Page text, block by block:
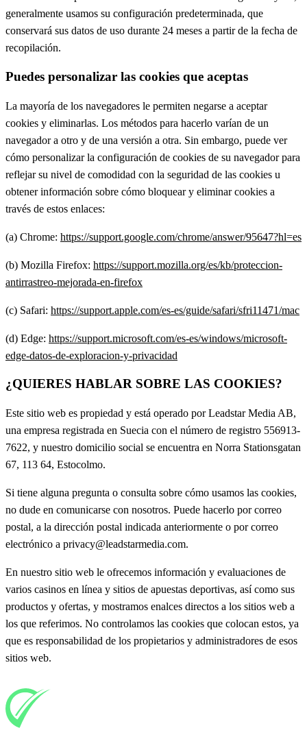
generalmente usamos su configuración predeterminada, que
conservará sus datos de uso durante 24 meses a partir de la fecha de
recopilación.
Puedes personalizar las cookies que aceptas
La mayoría de los navegadores le permiten negarse a aceptar
cookies y eliminarlas. Los métodos para hacerlo varían de un
navegador a otro y de una versión a otra. Sin embargo, puede ver
cómo personalizar la configuración de cookies de su navegador para
reflejar su nivel de comodidad con la seguridad de las cookies u
obtener información sobre cómo bloquear y eliminar cookies a
través de estos enlaces:
(a) Chrome: https://support.google.com/chrome/answer/95647?hl=es
(b) Mozilla Firefox: https://support.mozilla.org/es/kb/proteccion-
antirrastreo-mejorada-en-firefox
(c) Safari: https://support.apple.com/es-es/guide/safari/sfri11471/mac
(d) Edge: https://support.microsoft.com/es-es/windows/microsoft-
edge-datos-de-exploracion-y-privacidad
¿QUIERES HABLAR SOBRE LAS COOKIES?
Este sitio web es propiedad y está operado por Leadstar Media AB,
una empresa registrada en Suecia con el número de registro 556913-
7622, y nuestro domicilio social se encuentra en Norra Stationsgatan
67, 113 64, Estocolmo.
Si tiene alguna pregunta o consulta sobre cómo usamos las cookies,
no dude en comunicarse con nosotros. Puede hacerlo por correo
postal, a la dirección postal indicada anteriormente o por correo
electrónico a privacy@leadstarmedia.com.
En nuestro sitio web le ofrecemos información y evaluaciones de
varios casinos en línea y sitios de apuestas deportivas, así como sus
productos y ofertas, y mostramos enalces directos a los sitios web a
los que referimos. No controlamos las cookies que colocan estos, ya
que es responsabilidad de los propietarios y administradores de esos
sitios web.